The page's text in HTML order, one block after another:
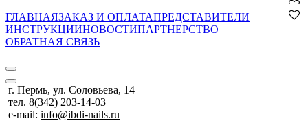
ГЛАВНАЯЗАКАЗ И ОПЛАТАПРЕДСТАВИТЕЛИ
ИНСТРУКЦИИНОВОСТИПАРТНЕРСТВО
ОБРАТНАЯ СВЯЗЬ
г. Пермь, ул. Соловьева, 14
тел. 8(342) 203-14-03
e-mail: info@ibdi-nails.ru